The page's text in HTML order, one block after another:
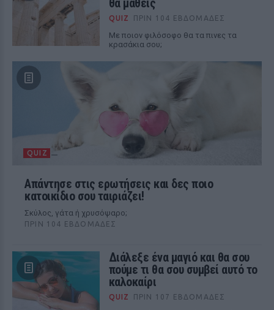
θα μάθεις
QUIZ ΠΡΙΝ 104 ΕΒΔΟΜΆΔΕΣ
Με ποιον φιλόσοφο θα τα πινες τα
κρασάκια σου;
QUIZ
Απάντησε στις ερωτήσεις και δες ποιο
κατοικίδιο σου ταιριάζει!
Σκύλος, γάτα ή χρυσόψαρο;
ΠΡΙΝ 104 ΕΒΔΟΜΆΔΕΣ
Διάλεξε ένα μαγιό και θα σου
πούμε τι θα σου συμβεί αυτό το
καλοκαίρι
QUIZ ΠΡΙΝ 107 ΕΒΔΟΜΆΔΕΣ